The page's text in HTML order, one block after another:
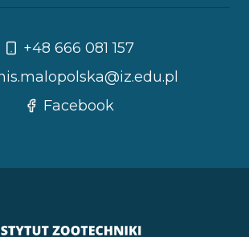
+48 666 081 157
Facebook